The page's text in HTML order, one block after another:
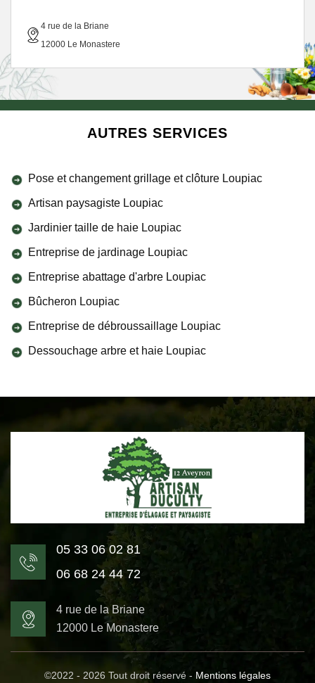
4 rue de la Briane
12000 Le Monastere
AUTRES SERVICES
Pose et changement grillage et clôture Loupiac
Artisan paysagiste Loupiac
Jardinier taille de haie Loupiac
Entreprise de jardinage Loupiac
Entreprise abattage d'arbre Loupiac
Bûcheron Loupiac
Entreprise de débroussaillage Loupiac
Dessouchage arbre et haie Loupiac
05 33 06 02 81
06 68 24 44 72
4 rue de la Briane
12000 Le Monastere
©2022 - 2026 Tout droit réservé - Mentions légales